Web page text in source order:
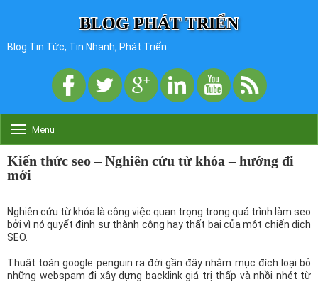
BLOG PHÁT TRIỂN
Blog Tin Tức, Tin Nhanh, Phát Triển
o
g
g
v
g
a
Menu
Kiến thức seo – Nghiên cứu từ khóa – hướng đi
mới
Nghiên cứu từ khóa là công việc quan trọng trong quá trình làm seo
bởi vì nó quyết định sự thành công hay thất bại của một chiến dịch
SEO.
Thuật toán google penguin ra đời gần đây nhằm mục đích loại bỏ
những webspam đi xây dựng backlink giá trị thấp và nhồi nhét từ